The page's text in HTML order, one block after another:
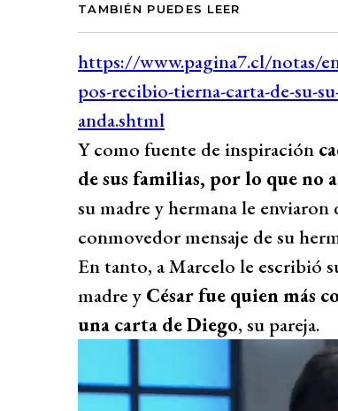
TAMBIÉN PUEDES LEER
Y como fuente de inspiración
de sus familias, por lo que no
su madre y hermana le
conmovedor mensaje de su
En tanto, a Marcelo le escribió
madre y César fue quien más
una carta de Diego, su pareja.